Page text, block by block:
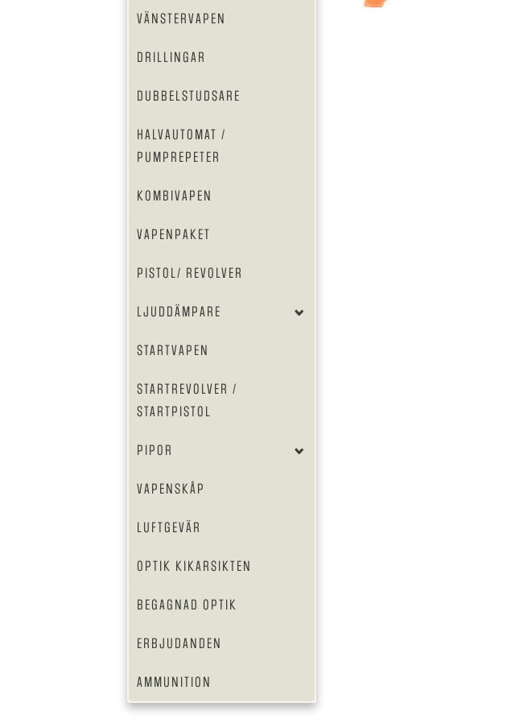
VÄNSTERVAPEN
DRILLINGAR
DUBBELSTUDSARE
HALVAUTOMAT /
PUMPREPETER
KOMBIVAPEN
VAPENPAKET
PISTOL/ REVOLVER
LJUDDÄMPARE
STARTVAPEN
STARTREVOLVER /
STARTPISTOL
PIPOR
VAPENSKÅP
LUFTGEVÄR
OPTIK KIKARSIKTEN
BEGAGNAD OPTIK
ERBJUDANDEN
AMMUNITION